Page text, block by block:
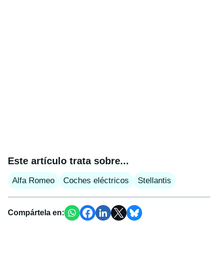
Este artículo trata sobre...
Alfa Romeo Coches eléctricos Stellantis
Compártela en: